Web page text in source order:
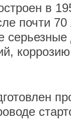
в
почти 70